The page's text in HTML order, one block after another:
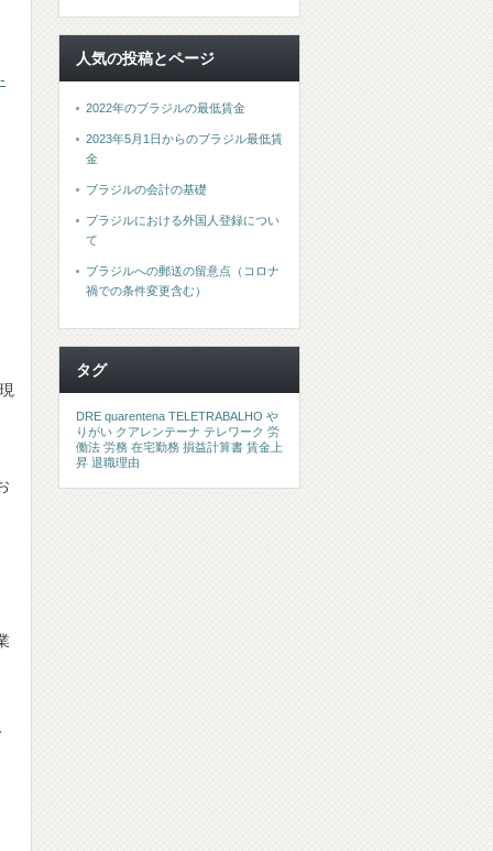
人気の投稿とページ
2022年のブラジルの最低賃金
2023年5月1日からのブラジル最低賃
金
ブラジルの会計の基礎
ブラジルにおける外国人登録につい
て
ブラジルへの郵送の留意点（コロナ
禍での条件変更含む）
タグ
DRE quarentena TELETRABALHO や
りがい クアレンテーナ テレワーク 労
働法 労務 在宅勤務 損益計算書 賃金上
昇 退職理由